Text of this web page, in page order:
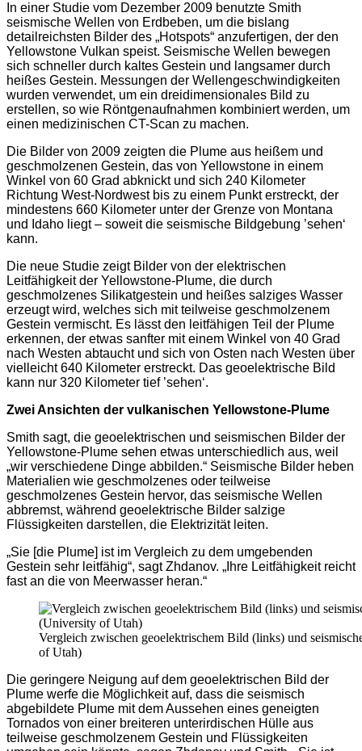
In einer Studie vom Dezember 2009 benutzte Smith
seismische Wellen von Erdbeben, um die bislang
detailreichsten Bilder des „Hotspots“ anzufertigen, der den
Yellowstone Vulkan speist. Seismische Wellen bewegen
sich schneller durch kaltes Gestein und langsamer durch
heißes Gestein. Messungen der Wellengeschwindigkeiten
wurden verwendet, um ein dreidimensionales Bild zu
erstellen, so wie Röntgenaufnahmen kombiniert werden, um
einen medizinischen CT-Scan zu machen.
Die Bilder von 2009 zeigten die Plume aus heißem und
geschmolzenen Gestein, das von Yellowstone in einem
Winkel von 60 Grad abknickt und sich 240 Kilometer
Richtung West-Nordwest bis zu einem Punkt erstreckt, der
mindestens 660 Kilometer unter der Grenze von Montana
und Idaho liegt – soweit die seismische Bildgebung ’sehen‘
kann.
Die neue Studie zeigt Bilder von der elektrischen
Leitfähigkeit der Yellowstone-Plume, die durch
geschmolzenes Silikatgestein und heißes salziges Wasser
erzeugt wird, welches sich mit teilweise geschmolzenem
Gestein vermischt. Es lässt den leitfähigen Teil der Plume
erkennen, der etwas sanfter mit einem Winkel von 40 Grad
nach Westen abtaucht und sich von Osten nach Westen über
vielleicht 640 Kilometer erstreckt. Das geoelektrische Bild
kann nur 320 Kilometer tief ’sehen‘.
Zwei Ansichten der vulkanischen Yellowstone-Plume
Smith sagt, die geoelektrischen und seismischen Bilder der
Yellowstone-Plume sehen etwas unterschiedlich aus, weil
„wir verschiedene Dinge abbilden.“ Seismische Bilder heben
Materialien wie geschmolzenes oder teilweise
geschmolzenes Gestein hervor, das seismische Wellen
abbremst, während geoelektrische Bilder salzige
Flüssigkeiten darstellen, die Elektrizität leiten.
„Sie [die Plume] ist im Vergleich zu dem umgebenden
Gestein sehr leitfähig“, sagt Zhdanov. „Ihre Leitfähigkeit reicht
fast an die von Meerwasser heran.“
Vergleich zwischen geoelektrischem Bild (links) und
of Utah)
Die geringere Neigung auf dem geoelektrischen Bild der
Plume werfe die Möglichkeit auf, dass die seismisch
abgebildete Plume mit dem Aussehen eines geneigten
Tornados von einer breiteren unterirdischen Hülle aus
teilweise geschmolzenem Gestein und Flüssigkeiten